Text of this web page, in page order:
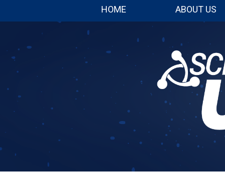
HOME ABOUT US